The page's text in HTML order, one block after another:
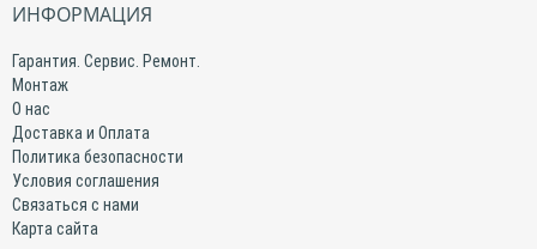
ИНФОРМАЦИЯ
Гарантия. Сервис. Ремонт.
Монтаж
О нас
Доставка и Оплата
Политика безопасности
Условия соглашения
Связаться с нами
Карта сайта